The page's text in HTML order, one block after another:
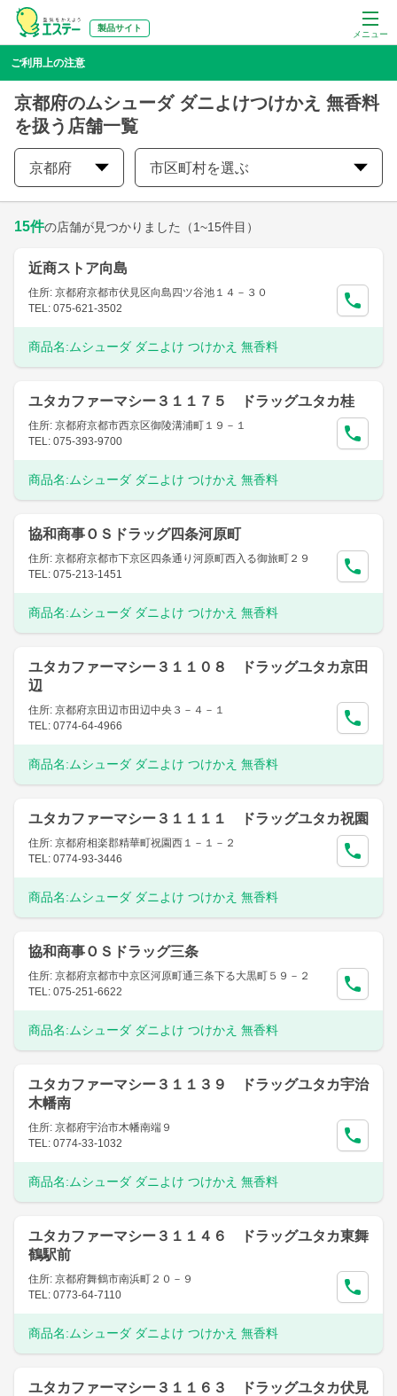
メニュー
製品サイト
ご利用上の注意
京都府のムシューダ ダニよけつけかえ 無香料
を扱う店舗一覧
京都府 市区町村を選ぶ
15件の店舗が見つかりました （1~15件目）
近商ストア向島
住所: 京都府京都市伏見区向島四ツ谷池１４－３０
TEL: 075-621-3502
商品名: ムシューダ ダニよけ つけかえ 無香料
ユタカファーマシー３１１７５ ドラッグユタカ桂
住所: 京都府京都市西京区御陵溝浦町１９－１
TEL: 075-393-9700
商品名: ムシューダ ダニよけ つけかえ 無香料
協和商事ＯＳドラッグ四条河原町
住所: 京都府京都市下京区四条通り河原町西入る御旅町２９
TEL: 075-213-1451
商品名: ムシューダ ダニよけ つけかえ 無香料
ユタカファーマシー３１１０８ ドラッグユタカ京田
辺
住所: 京都府京田辺市田辺中央３－４－１
TEL: 0774-64-4966
商品名: ムシューダ ダニよけ つけかえ 無香料
ユタカファーマシー３１１１１ ドラッグユタカ祝園
住所: 京都府相楽郡精華町祝園西１－１－２
TEL: 0774-93-3446
商品名: ムシューダ ダニよけ つけかえ 無香料
協和商事ＯＳドラッグ三条
住所: 京都府京都市中京区河原町通三条下る大黒町５９－２
TEL: 075-251-6622
商品名: ムシューダ ダニよけ つけかえ 無香料
ユタカファーマシー３１１３９ ドラッグユタカ宇治
木幡南
住所: 京都府宇治市木幡南端９
TEL: 0774-33-1032
商品名: ムシューダ ダニよけ つけかえ 無香料
ユタカファーマシー３１１４６ ドラッグユタカ東舞
鶴駅前
住所: 京都府舞鶴市南浜町２０－９
TEL: 0773-64-7110
商品名: ムシューダ ダニよけ つけかえ 無香料
ユタカファーマシー３１１６３ ドラッグユタカ伏見